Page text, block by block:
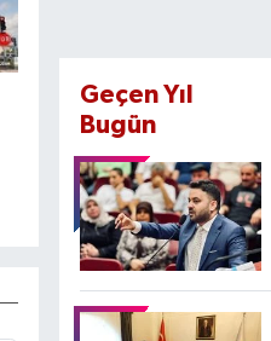
Geçen Yıl
Bugün